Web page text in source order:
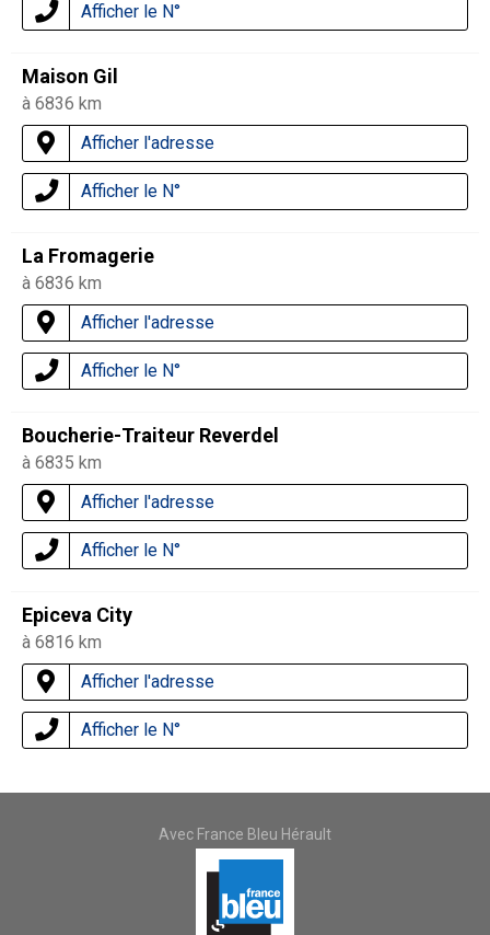
Afficher le N°
Maison Gil
à 6836 km
Afficher l'adresse
Afficher le N°
La Fromagerie
à 6836 km
Afficher l'adresse
Afficher le N°
Boucherie-Traiteur Reverdel
à 6835 km
Afficher l'adresse
Afficher le N°
Epiceva City
à 6816 km
Afficher l'adresse
Afficher le N°
Avec France Bleu Hérault